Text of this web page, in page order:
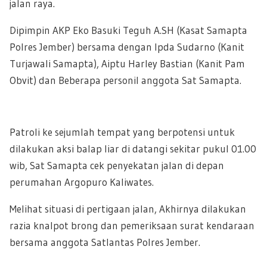
jalan raya.
Dipimpin AKP Eko Basuki Teguh A.SH (Kasat Samapta
Polres Jember) bersama dengan Ipda Sudarno (Kanit
Turjawali Samapta), Aiptu Harley Bastian (Kanit Pam
Obvit) dan Beberapa personil anggota Sat Samapta.
Patroli ke sejumlah tempat yang berpotensi untuk
dilakukan aksi balap liar di datangi sekitar pukul 01.00
wib, Sat Samapta cek penyekatan jalan di depan
perumahan Argopuro Kaliwates.
Melihat situasi di pertigaan jalan, Akhirnya dilakukan
razia knalpot brong dan pemeriksaan surat kendaraan
bersama anggota Satlantas Polres Jember.